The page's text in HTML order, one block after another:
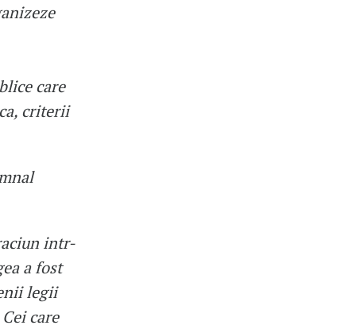
care
criterii
intr-
a fost
legii
care